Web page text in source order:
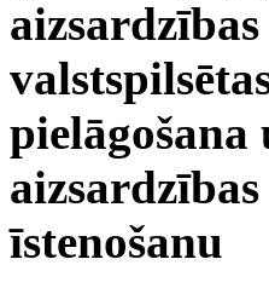
īstenošanu